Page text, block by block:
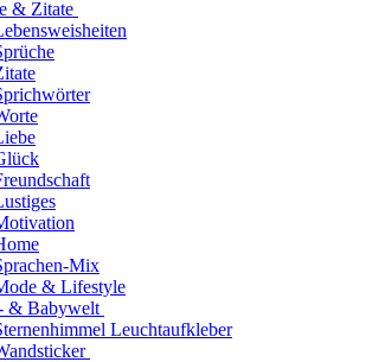
& Zitate
Mix
& Lifestyle
& Babywelt
Leuchtaufkleber